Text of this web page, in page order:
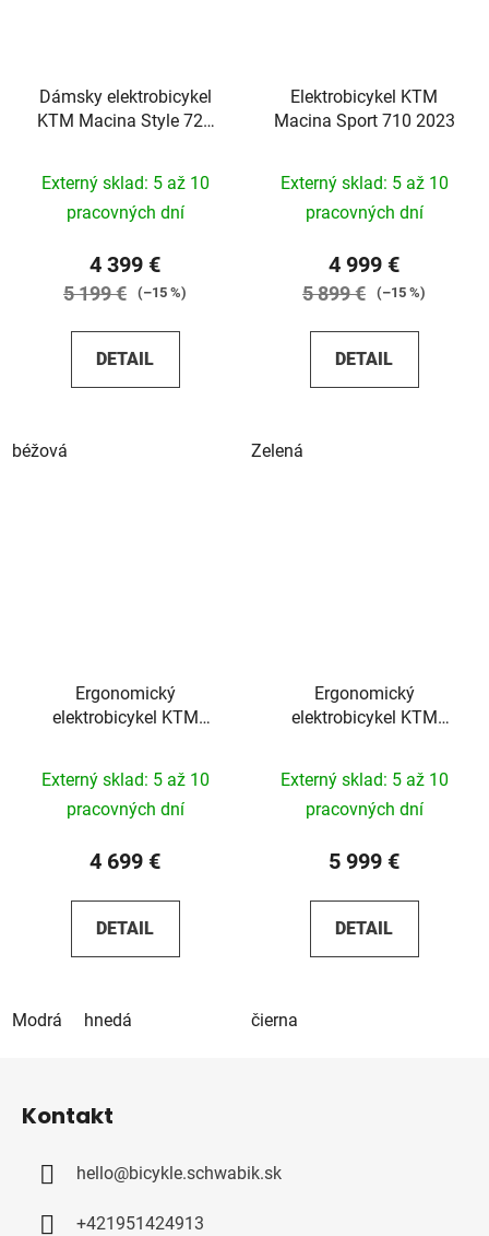
Dámsky elektrobicykel
KTM Macina Style 720
Externý sklad: 5 až 10
pracovných dní
4 399 €
5 199 € (–15 %)
DETAIL
béžová
Elektrobicykel KTM
Macina Sport 710 2023
Externý sklad: 5 až 10
pracovných dní
4 999 €
5 899 € (–15 %)
DETAIL
Zelená
Ergonomický
elektrobicykel KTM
Externý sklad: 5 až 10
pracovných dní
4 699 €
DETAIL
Modrá hnedá
Ergonomický
elektrobicykel KTM
Externý sklad: 5 až 10
pracovných dní
5 999 €
DETAIL
čierna
Kontakt
hello@bicykle.schwabik.sk
+421951424913